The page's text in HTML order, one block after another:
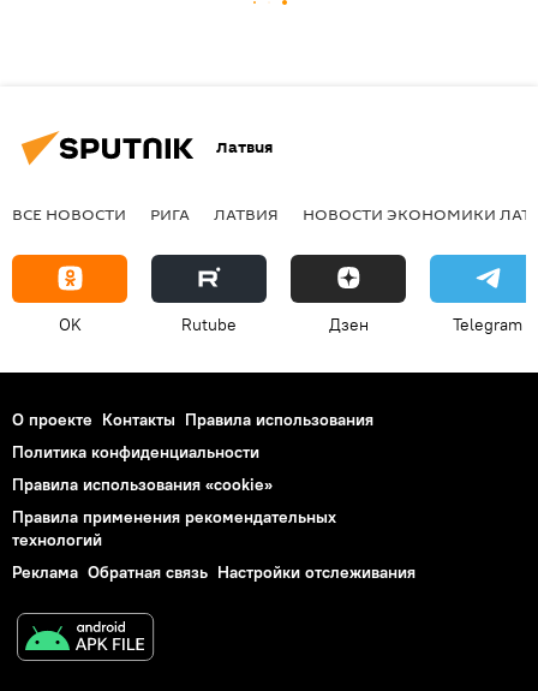
Латвия
ВСЕ НОВОСТИ РИГА ЛАТВИЯ НОВОСТИ ЭКОНОМИКИ
OK Rutube Дзен Telegram
О проекте Контакты Правила использования
Политика конфиденциальности
Правила использования «cookie»
Правила применения рекомендательных
технологий
Реклама Обратная связь Настройки отслеживания